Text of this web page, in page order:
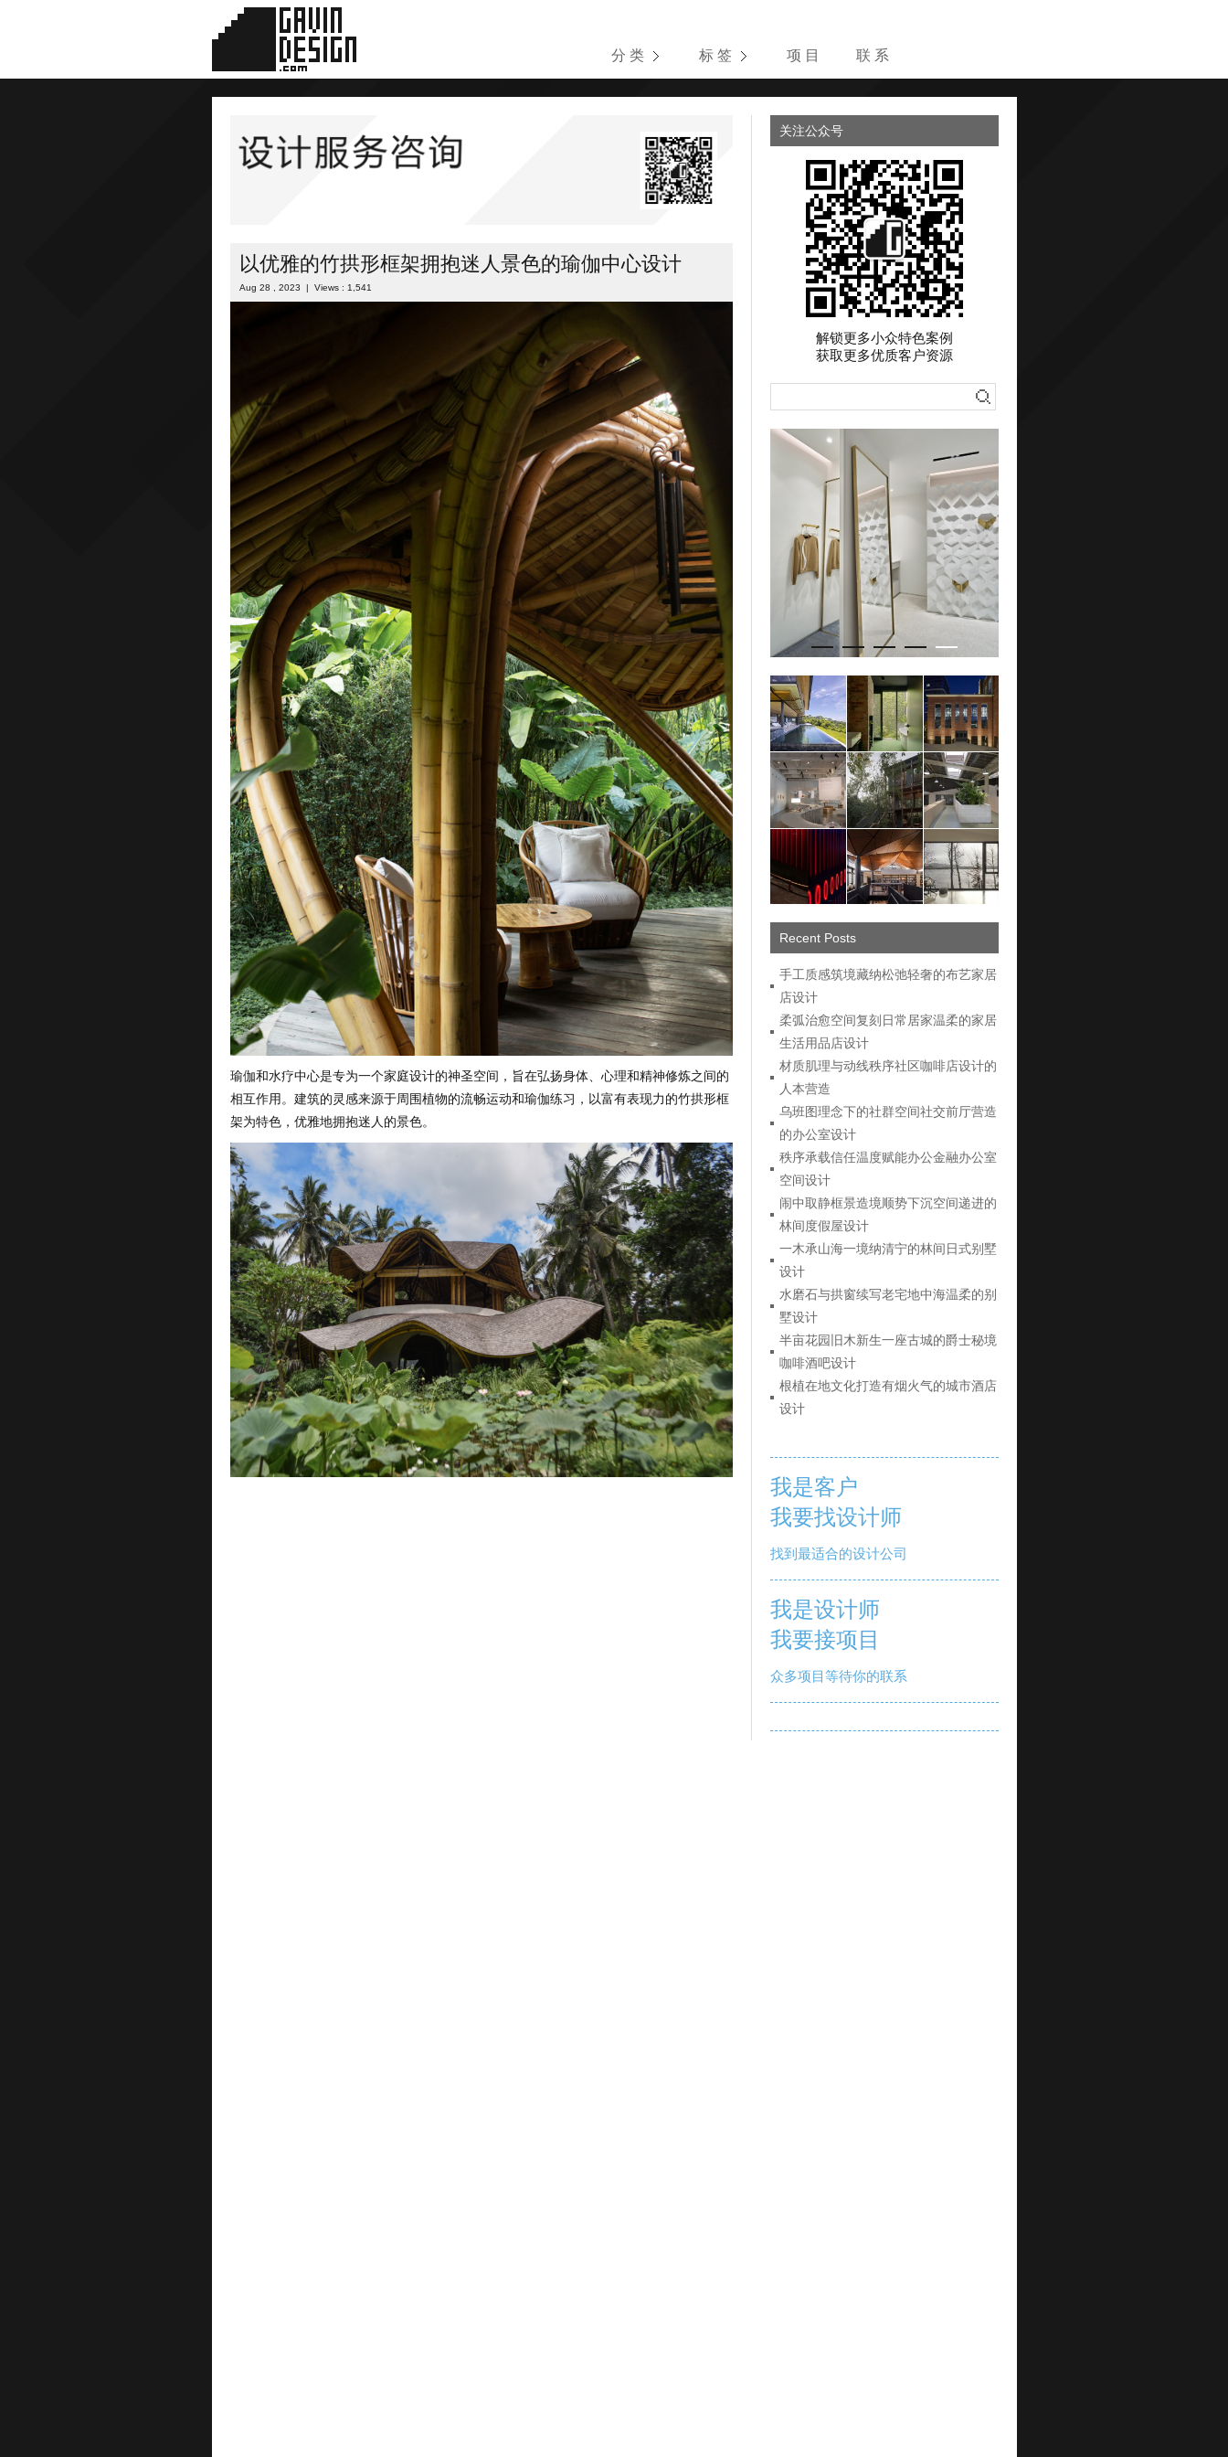
分 类 标 签 项 目 联 系
以优雅的竹拱形框架拥抱迷人景色的瑜伽中心设计
Aug 28 , 2023 | Views : 1,541
瑜伽和水疗中心是专为一个家庭设计的神圣空间，旨在弘扬身体、心理和精神修炼之间的
相互作用。建筑的灵感来源于周围植物的流畅运动和瑜伽练习，以富有表现力的竹拱形框
架为特色，优雅地拥抱迷人的景色。
关注公众号
解锁更多小众特色案例
获取更多优质客户资源
Recent Posts
手工质感筑境藏纳松弛轻奢的布艺家居
店设计
柔弧治愈空间复刻日常居家温柔的家居
生活用品店设计
材质肌理与动线秩序社区咖啡店设计的
人本营造
乌班图理念下的社群空间社交前厅营造
的办公室设计
秩序承载信任温度赋能办公金融办公室
空间设计
闹中取静框景造境顺势下沉空间递进的
林间度假屋设计
一木承山海一境纳清宁的林间日式别墅
设计
水磨石与拱窗续写老宅地中海温柔的别
墅设计
半亩花园旧木新生一座古城的爵士秘境
咖啡酒吧设计
根植在地文化打造有烟火气的城市酒店
设计
我是客户
我要找设计师
找到最适合的设计公司
我是设计师
我要接项目
众多项目等待你的联系